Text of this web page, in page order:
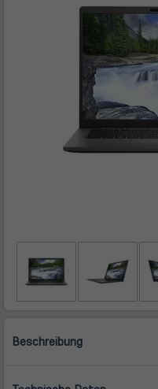
Beschreibung